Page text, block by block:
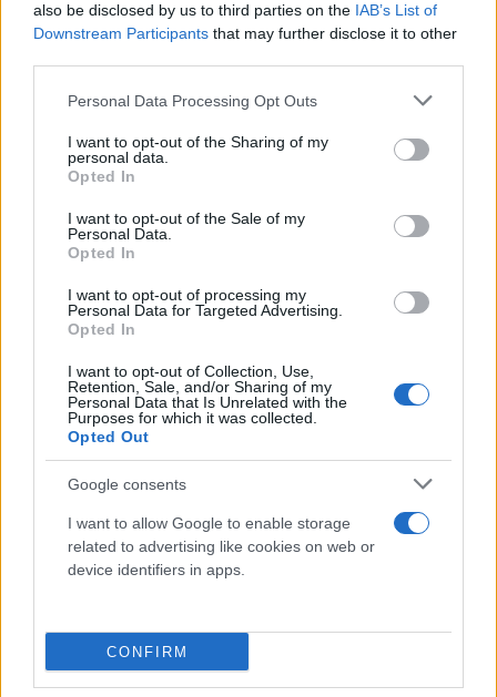
also be disclosed by us to third parties on the IAB’s List of
Downstream Participants that may further disclose it to other
Please note that this website/app uses one or more Google
not limited to your visit or usage behaviour. You may click to
grant or deny consent to Google and its third-party tags to
use your data for below specified purposes in below Google
consent section.
Personal Data Processing Opt Outs
I want to opt-out of the Sharing of my
personal data.
Opted In
I want to opt-out of the Sale of my
Personal Data.
Opted In
I want to opt-out of processing my
Personal Data for Targeted Advertising.
Opted In
I want to opt-out of Collection, Use,
Retention, Sale, and/or Sharing of my
Personal Data that Is Unrelated with the
Purposes for which it was collected.
Opted Out
Google consents
I want to allow Google to enable storage
related to advertising like cookies on web or
device identifiers in apps.
CONFIRM
after allegedly crashing a Mercedes into the
McNamara Terminal at the Detroit Metro Airport.